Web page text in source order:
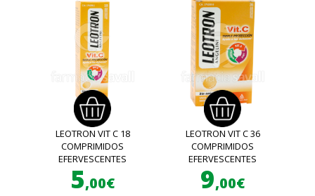
LEOTRON VIT C 18
COMPRIMIDOS
EFERVESCENTES
5,00€
LEOTRON VIT C 36
COMPRIMIDOS
EFERVESCENTES
9,00€